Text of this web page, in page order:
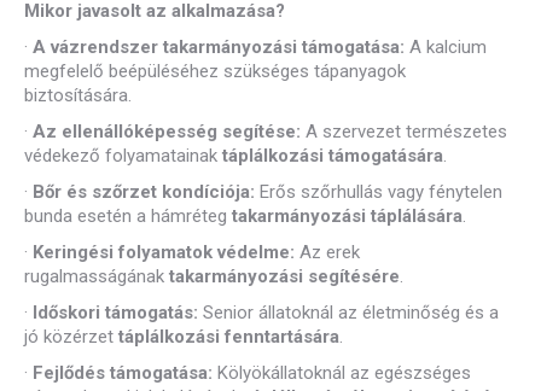
Mikor javasolt az alkalmazása?
· A vázrendszer takarmányozási támogatása: A kalcium
megfelelő beépüléséhez szükséges tápanyagok
biztosítására.
· Az ellenállóképesség segítése: A szervezet természetes
védekező folyamatainak táplálkozási támogatására.
· Bőr és szőrzet kondíciója: Erős szőrhullás vagy fénytelen
bunda esetén a hámréteg takarmányozási táplálására.
· Keringési folyamatok védelme: Az erek
rugalmasságának takarmányozási segítésére.
· Időskori támogatás: Senior állatoknál az életminőség és a
jó közérzet táplálkozási fenntartására.
· Fejlődés támogatása: Kölyökállatoknál az egészséges